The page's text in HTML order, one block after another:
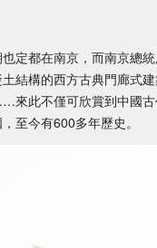
定都在南京，而南京總
結構的西方古典門廊式
來此不僅可欣賞到中國
至今有600多年歷史。